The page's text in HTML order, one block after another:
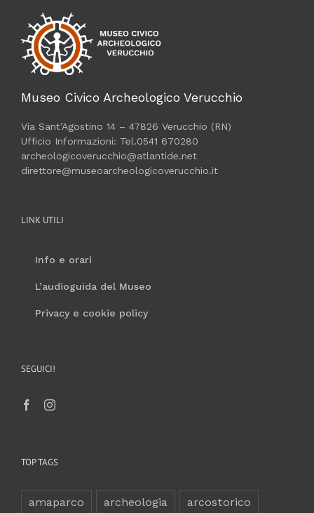
Museo Civico Archeologico Verucchio
Via Sant’Agostino 14 – 47826 Verucchio (RN)
Ufficio Informazioni: Tel.0541 670280
archeologicoverucchio@atlantide.net
direttore@museoarcheologicoverucchio.it
LINK UTILI
Info e orari
L’audioguida del Museo
Privacy e cookie policy
SEGUICI!
TOP TAGS
amaparco archeologia arcostorico